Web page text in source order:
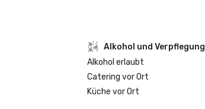
‪Alkohol‬ und Verpflegung
‪Alkohol‬ erlaubt
Catering vor Ort
Küche vor Ort